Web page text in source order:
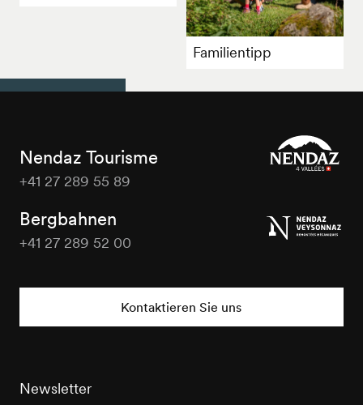
Familientipp
Nendaz Tourisme
+41 27 289 55 89
Bergbahnen
+41 27 289 52 00
Kontaktieren Sie uns
Newsletter